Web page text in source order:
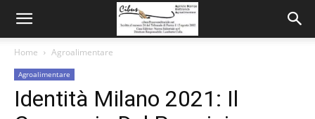
Home Agroalimentare
Agroalimentare
Identità Milano 2021: Il